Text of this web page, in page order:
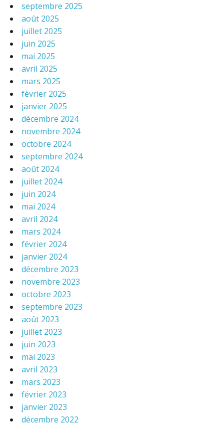
septembre 2025
août 2025
juillet 2025
juin 2025
mai 2025
avril 2025
mars 2025
février 2025
janvier 2025
décembre 2024
novembre 2024
octobre 2024
septembre 2024
août 2024
juillet 2024
juin 2024
mai 2024
avril 2024
mars 2024
février 2024
janvier 2024
décembre 2023
novembre 2023
octobre 2023
septembre 2023
août 2023
juillet 2023
juin 2023
mai 2023
avril 2023
mars 2023
février 2023
janvier 2023
décembre 2022